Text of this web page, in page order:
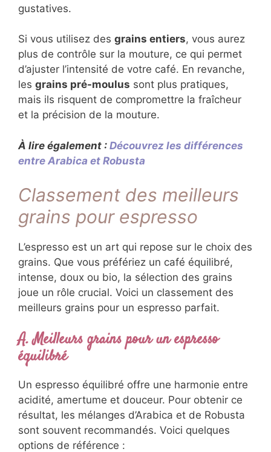
gustatives.
Si vous utilisez des grains entiers, vous aurez
plus de contrôle sur la mouture, ce qui permet
d’ajuster l’intensité de votre café. En revanche,
les grains pré-moulus sont plus pratiques,
mais ils risquent de compromettre la fraîcheur
et la précision de la mouture.
À lire également : Découvrez les différences
entre Arabica et Robusta
Classement des meilleurs
grains pour espresso
L’espresso est un art qui repose sur le choix des
grains. Que vous préfériez un café équilibré,
intense, doux ou bio, la sélection des grains
joue un rôle crucial. Voici un classement des
meilleurs grains pour un espresso parfait.
A. Meilleurs grains pour un espresso
équilibré
Un espresso équilibré offre une harmonie entre
acidité, amertume et douceur. Pour obtenir ce
résultat, les mélanges d’Arabica et de Robusta
sont souvent recommandés. Voici quelques
options de référence :